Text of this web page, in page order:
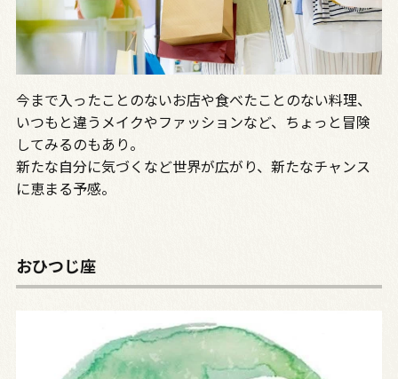
今まで入ったことのないお店や食べたことのない料理、
いつもと違うメイクやファッションなど、ちょっと冒険
してみるのもあり。
新たな自分に気づくなど世界が広がり、新たなチャンス
に恵まる予感。
おひつじ座